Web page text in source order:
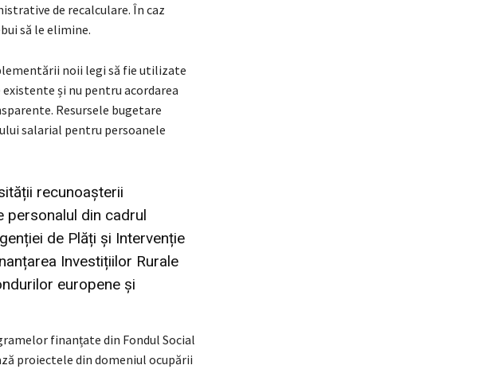
de recalculare. În caz
să le elimine.
noii legi să fie utilizate
și nu pentru acordarea
Resursele bugetare
salarial pentru persoanele
recunoașterii
personalul din cadrul
de Plăți și Intervenție
Investițiilor Rurale
europene și
finanțate din Fondul Social
proiectele din domeniul ocupării